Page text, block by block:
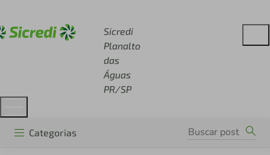
Sicredi
Planalto
das
Águas
PR/SP
Categorias